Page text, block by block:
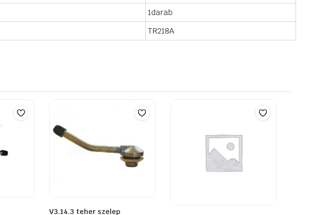
1darab
TR218A
V3.14.3 teher szelep